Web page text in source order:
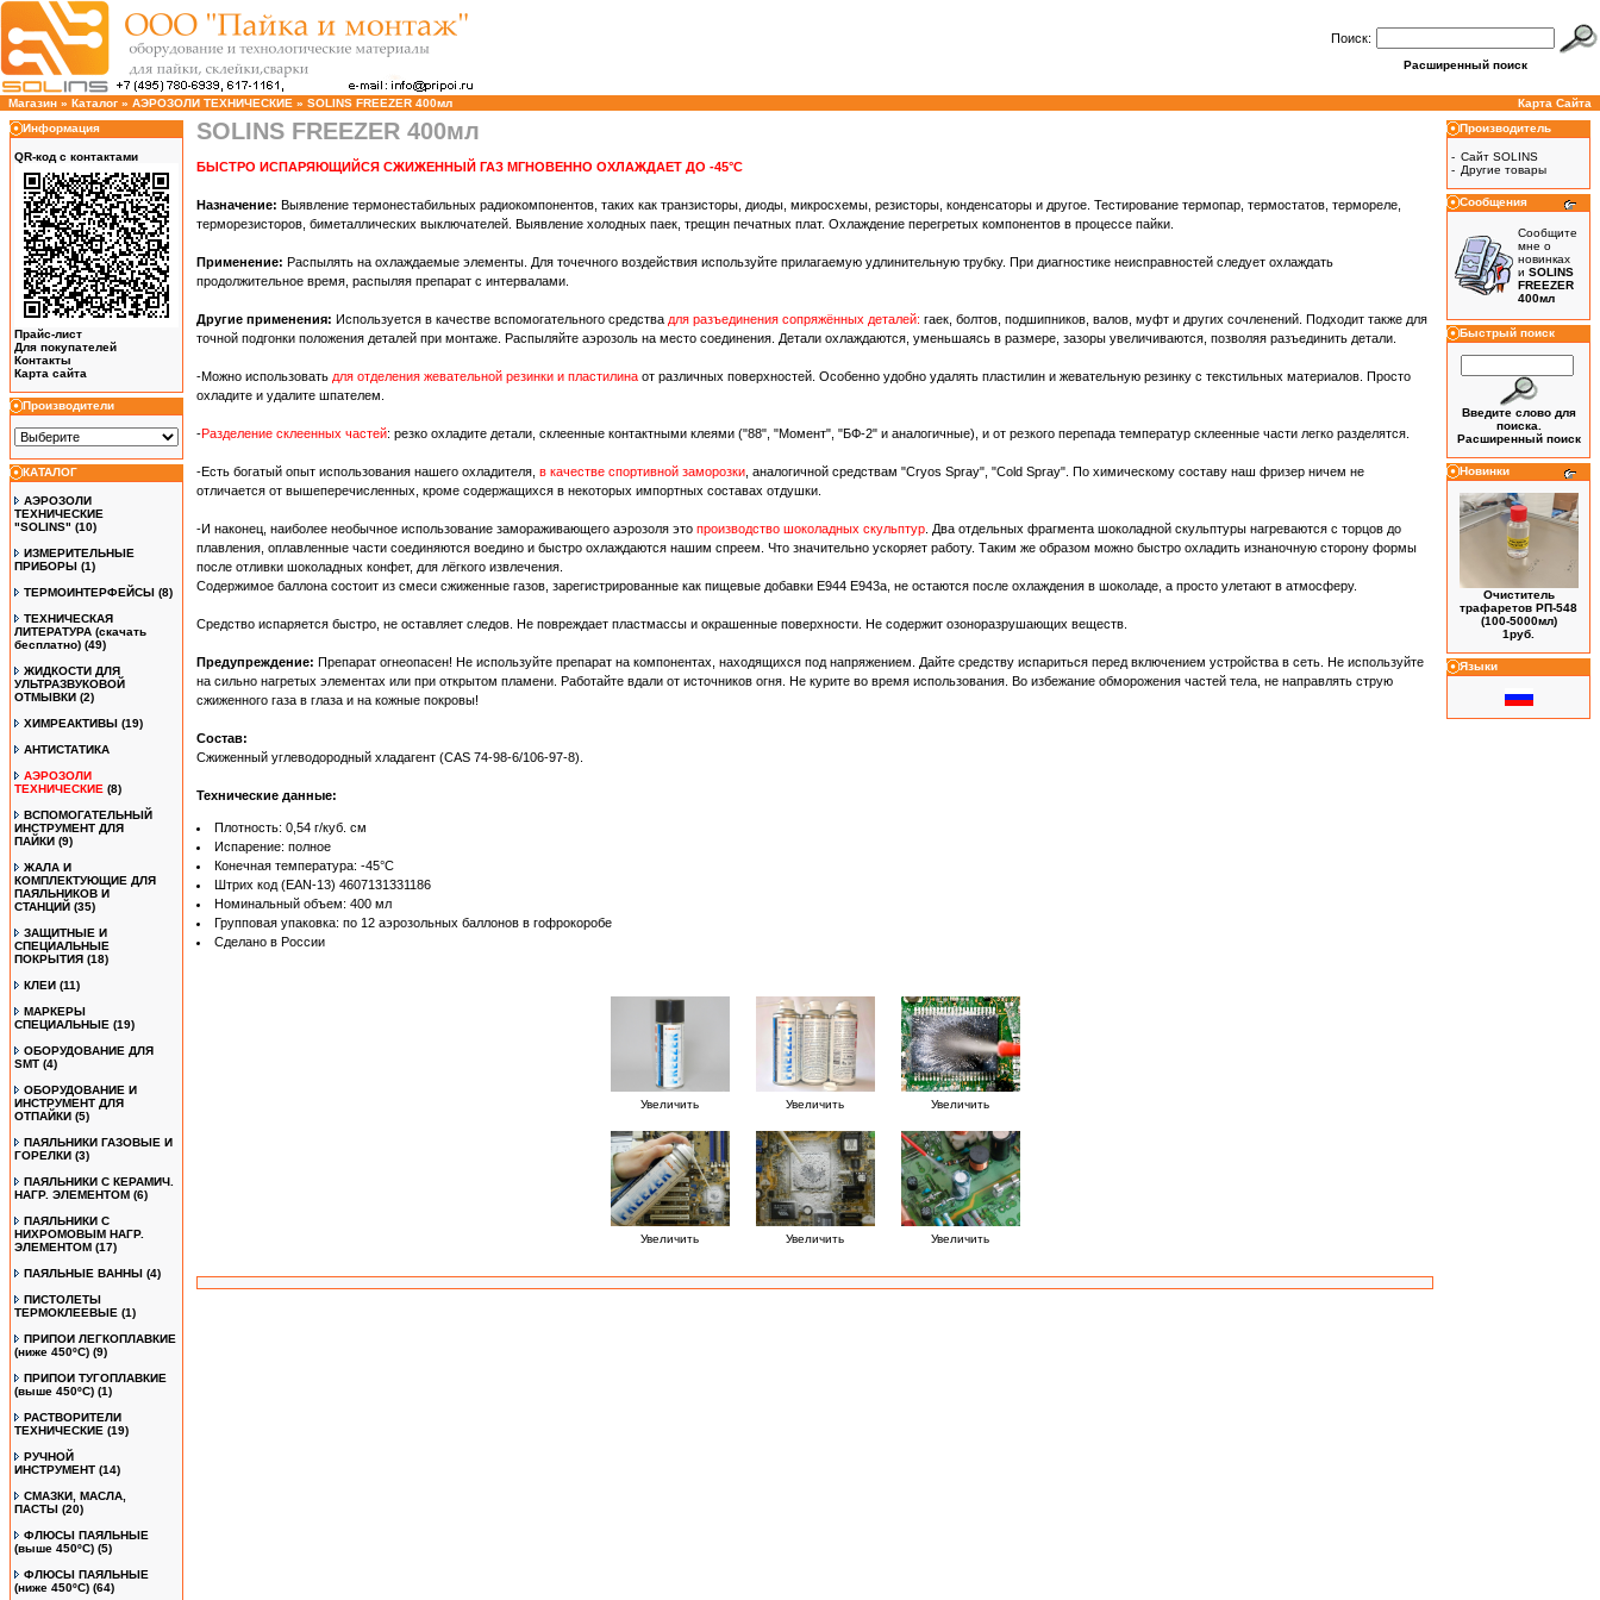
Поиск:
Расширенный поиск
Магазин » Каталог » АЭРОЗОЛИ ТЕХНИЧЕСКИЕ » SOLINS FREEZER 400мл
Карта Сайта
Информация
QR-код с контактами
Прайс-лист
Для покупателей
Контакты
Карта сайта
Производители
КАТАЛОГ
АЭРОЗОЛИ
ТЕХНИЧЕСКИЕ
"SOLINS" (10)
ИЗМЕРИТЕЛЬНЫЕ
ПРИБОРЫ (1)
ТЕРМОИНТЕРФЕЙСЫ (8)
ТЕХНИЧЕСКАЯ
ЛИТЕРАТУРА (скачать
бесплатно) (49)
ЖИДКОСТИ ДЛЯ
УЛЬТРАЗВУКОВОЙ
ОТМЫВКИ (2)
ХИМРЕАКТИВЫ (19)
АНТИСТАТИКА
АЭРОЗОЛИ
ТЕХНИЧЕСКИЕ (8)
ВСПОМОГАТЕЛЬНЫЙ
ИНСТРУМЕНТ ДЛЯ
ПАЙКИ (9)
ЖАЛА И
КОМПЛЕКТУЮЩИЕ ДЛЯ
ПАЯЛЬНИКОВ И
СТАНЦИЙ (35)
ЗАЩИТНЫЕ И
СПЕЦИАЛЬНЫЕ
ПОКРЫТИЯ (18)
КЛЕИ (11)
МАРКЕРЫ
СПЕЦИАЛЬНЫЕ (19)
ОБОРУДОВАНИЕ ДЛЯ
SMT (4)
ОБОРУДОВАНИЕ И
ИНСТРУМЕНТ ДЛЯ
ОТПАЙКИ (5)
ПАЯЛЬНИКИ ГАЗОВЫЕ И
ГОРЕЛКИ (3)
ПАЯЛЬНИКИ С КЕРАМИЧ.
НАГР. ЭЛЕМЕНТОМ (6)
ПАЯЛЬНИКИ С
НИХРОМОВЫМ НАГР.
ЭЛЕМЕНТОМ (17)
ПАЯЛЬНЫЕ ВАННЫ (4)
ПИСТОЛЕТЫ
ТЕРМОКЛЕЕВЫЕ (1)
ПРИПОИ ЛЕГКОПЛАВКИЕ
(ниже 450ºС) (9)
ПРИПОИ ТУГОПЛАВКИЕ
(выше 450ºС) (1)
РАСТВОРИТЕЛИ
ТЕХНИЧЕСКИЕ (19)
РУЧНОЙ
ИНСТРУМЕНТ (14)
СМАЗКИ, МАСЛА,
ПАСТЫ (20)
ФЛЮСЫ ПАЯЛЬНЫЕ
(выше 450ºC) (5)
ФЛЮСЫ ПАЯЛЬНЫЕ
(ниже 450ºC) (64)
SOLINS FREEZER 400мл
БЫСТРО ИСПАРЯЮЩИЙСЯ СЖИЖЕННЫЙ ГАЗ МГНОВЕННО ОХЛАЖДАЕТ ДО -45°С
Назначение: Выявление термонестабильных радиокомпонентов, таких как транзисторы, диоды, микросхемы, резисторы, конденсаторы и другое. Тестирование термопар, термостатов, термореле,
терморезисторов, биметаллических выключателей. Выявление холодных паек, трещин печатных плат. Охлаждение перегретых компонентов в процессе пайки.
Применение: Распылять на охлаждаемые элементы. Для точечного воздействия используйте прилагаемую удлинительную трубку. При диагностике неисправностей следует охлаждать
продолжительное время, распыляя препарат с интервалами.
Другие применения: Используется в качестве вспомогательного средства для разъединения сопряжённых деталей: гаек, болтов, подшипников, валов, муфт и других сочленений. Подходит также для
точной подгонки положения деталей при монтаже. Распыляйте аэрозоль на место соединения. Детали охлаждаются, уменьшаясь в размере, зазоры увеличиваются, позволяя разъединить детали.
-Можно использовать для отделения жевательной резинки и пластилина от различных поверхностей. Особенно удобно удалять пластилин и жевательную резинку с текстильных материалов. Просто
охладите и удалите шпателем.
-Разделение склеенных частей: резко охладите детали, склеенные контактными клеями ("88", "Момент", "БФ-2" и аналогичные), и от резкого перепада температур склеенные части легко разделятся.
-Есть богатый опыт использования нашего охладителя, в качестве спортивной заморозки , аналогичной средствам "Cryos Spray", "Cold Spray". По химическому составу наш фризер ничем не
отличается от вышеперечисленных, кроме содержащихся в некоторых импортных составах отдушки.
-И наконец, наиболее необычное использование замораживающего аэрозоля это производство шоколадных скульптур . Два отдельных фрагмента шоколадной скульптуры нагреваются с торцов до
плавления, оплавленные части соединяются воедино и быстро охлаждаются нашим спреем. Что значительно ускоряет работу. Таким же образом можно быстро охладить изнаночную сторону формы
после отливки шоколадных конфет, для лёгкого извлечения.
Содержимое баллона состоит из смеси сжиженные газов, зарегистрированные как пищевые добавки Е944 Е943а, не остаются после охлаждения в шоколаде, а просто улетают в атмосферу.
Средство испаряется быстро, не оставляет следов. Не повреждает пластмассы и окрашенные поверхности. Не содержит озоноразрушающих веществ.
Предупреждение: Препарат огнеопасен! Не используйте препарат на компонентах, находящихся под напряжением. Дайте средству испариться перед включением устройства в сеть. Не используйте
на сильно нагретых элементах или при открытом пламени. Работайте вдали от источников огня. Не курите во время использования. Во избежание обморожения частей тела, не направлять струю
сжиженного газа в глаза и на кожные покровы!
Состав:
Сжиженный углеводородный хладагент (CAS 74-98-6/106-97-8).
Технические данные:
Плотность: 0,54 г/куб. см
Испарение: полное
Конечная температура: -45°С
Штрих код (EAN-13) 4607131331186
Номинальный объем: 400 мл
Групповая упаковка: по 12 аэрозольных баллонов в гофрокоробе
Сделано в России
Увеличить Увеличить Увеличить
Увеличить Увеличить Увеличить
Производитель
- Сайт SOLINS
- Другие товары
Сообщения
Сообщите
мне о
новинках
и SOLINS
FREEZER
400мл
Быстрый поиск
Введите слово для
поиска.
Расширенный поиск
Новинки
Очиститель
трафаретов РП-548
(100-5000мл)
1руб.
Языки